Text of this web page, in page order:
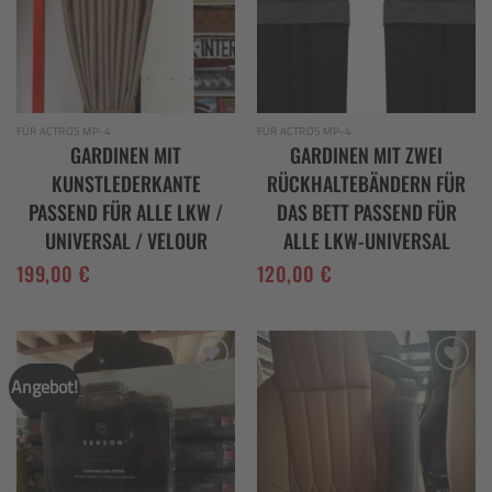
FÜR ACTROS MP-4
GARDINEN MIT
KUNSTLEDERKANTE
PASSEND FÜR ALLE LKW /
UNIVERSAL / VELOUR
199,00 €
FÜR ACTROS MP-4
GARDINEN MIT ZWEI
RÜCKHALTEBÄNDERN FÜR
DAS BETT PASSEND FÜR
ALLE LKW-UNIVERSAL
120,00 €
Angebot!
wishlist
Add to
wishlist